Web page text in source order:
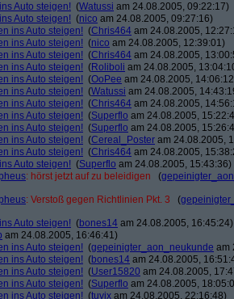
Auto steigen! (Watussi am 24.08.2005, 09:22:17)
Auto steigen! (nico am 24.08.2005, 09:27:16)
ins Auto steigen! (Chris464 am 24.08.2005,
ins Auto steigen! (nico am 24.08.2005, 12:39:01)
ins Auto steigen! (Chris464 am 24.08.2005,
ins Auto steigen! (Roliboli am 24.08.2005,
ins Auto steigen! (OoPee am 24.08.2005,
ins Auto steigen! (Watussi am 24.08.2005,
ins Auto steigen! (Chris464 am 24.08.2005,
ins Auto steigen! (Superflo am 24.08.2005,
ins Auto steigen! (Superflo am 24.08.2005,
ins Auto steigen! (Cereal_Poster am 24.08.2005,
ins Auto steigen! (Chris464 am 24.08.2005,
Auto steigen! (Superflo am 24.08.2005, 15:43:36)
: hörst jetzt auf zu beleidigen (
: Verstoß gegen Richtlinien Pkt. 3 (
Auto steigen! (bones14 am 24.08.2005, 16:45:24)
am 24.08.2005, 16:46:41)
ins Auto steigen! (gepeinigter_aon_neukunde am
ins Auto steigen! (bones14 am 24.08.2005,
ins Auto steigen! (User15820 am 24.08.2005,
ins Auto steigen! (Superflo am 24.08.2005,
ins Auto steigen! (tuvix am 24.08.2005, 22:16:48)